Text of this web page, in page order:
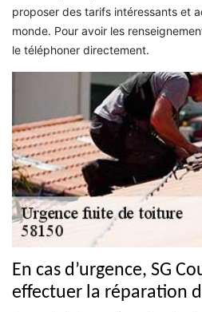
proposer des tarifs intéressants et
monde. Pour avoir les
le téléphoner directement.
En cas d’urgence, SG
effectuer la réparation